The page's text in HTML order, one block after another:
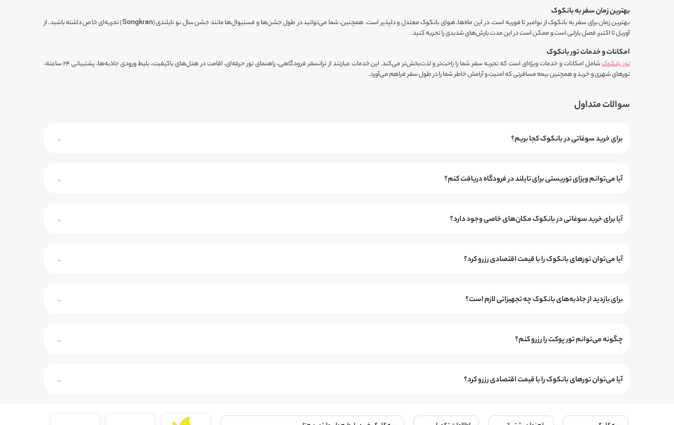
بهترین زمان سفر به بانکوک
بهترین زمان برای سفر به بانکوک از نوامبر تا فوریه است. در این ماه‌ها، هوای بانکوک معتدل و دلپذیر است. همچنین، شما می‌توانید در طول جشن‌ها و فستیوال‌ها مانند جشن سال نو تایلندی (Songkran) تجربه‌ای خاص داشته باشید. از
آوریل تا اکتبر، فصل بارانی است و ممکن است در این مدت بارش‌های شدیدی را تجربه کنید.
امکانات و خدمات تور بانکوک
تور بانکوک
شامل امکانات و خدمات ویژه‌ای است که تجربه سفر شما را راحت‌تر و لذت‌بخش‌تر می‌کند. این خدمات عبارتند از ترانسفر فرودگاهی، راهنمای تور حرفه‌ای، اقامت در هتل‌های باکیفیت، بلیط ورودی جاذبه‌ها، پشتیبانی 24 ساعته،
تورهای شهری و خرید و همچنین بیمه مسافرتی که امنیت و آرامش خاطر شما را در طول سفر فراهم می‌آورد.
سوالات متداول
برای خرید سوغاتی در بانکوک کجا بریم؟
آیا می‌توانم ویزای توریستی برای تایلند در فرودگاه دریافت کنم؟
آیا برای خرید سوغاتی در بانکوک مکان‌های خاصی وجود دارد؟
آیا می‌توان تورهای بانکوک را با قیمت اقتصادی رزرو کرد؟
برای بازدید از جاذبه‌های بانکوک چه تجهیزاتی لازم است؟
چگونه می‌توانم تور پوکت را رزرو کنم؟
آیا می‌توان تورهای بانکوک را با قیمت اقتصادی رزرو کرد؟